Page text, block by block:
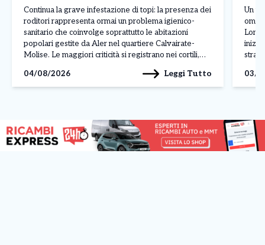
Continua la grave infestazione di topi: la presenza dei
roditori rappresenta ormai un problema igienico-
sanitario che coinvolge soprattutto le abitazioni
popolari gestite da Aler nel quartiere Calvairate-
Molise. Le maggiori criticità si registrano nei cortili,
aggiungono rifiuti abbandonati, insetti infestanti e
perfino danni alle infrastrutture, come […]
04/08/2026 Leggi Tutto
Un
[…]
03/